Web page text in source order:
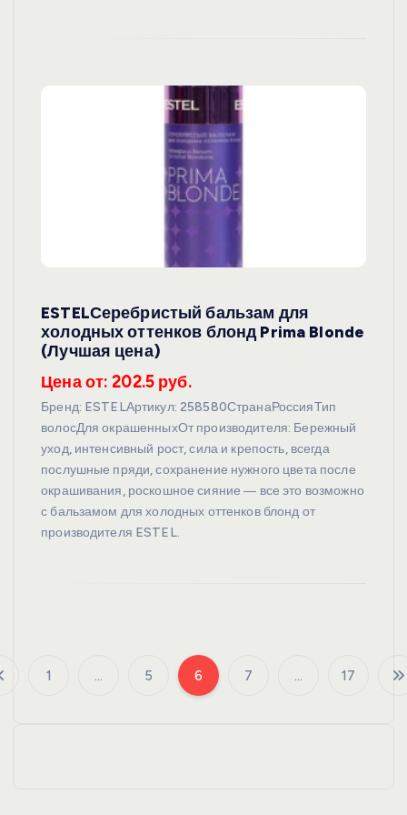
ESTELСеребристый бальзам для
холодных оттенков блонд Prima Blonde
(Лучшая цена)
Цена от: 202.5 руб.
Бренд: ESTELАртикул: 258580СтранаРоссияТип
волосДля окрашенныхОт производителя: Бережный
уход, интенсивный рост, сила и крепость, всегда
послушные пряди, сохранение нужного цвета после
окрашивания, роскошное сияние ― все это возможно
с бальзамом для холодных оттенков блонд от
производителя ESTEL.
П
1 … 5 6 7 … 17